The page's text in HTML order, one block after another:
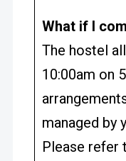
What if I
The hostel
10:00am on
managed by
Please refer